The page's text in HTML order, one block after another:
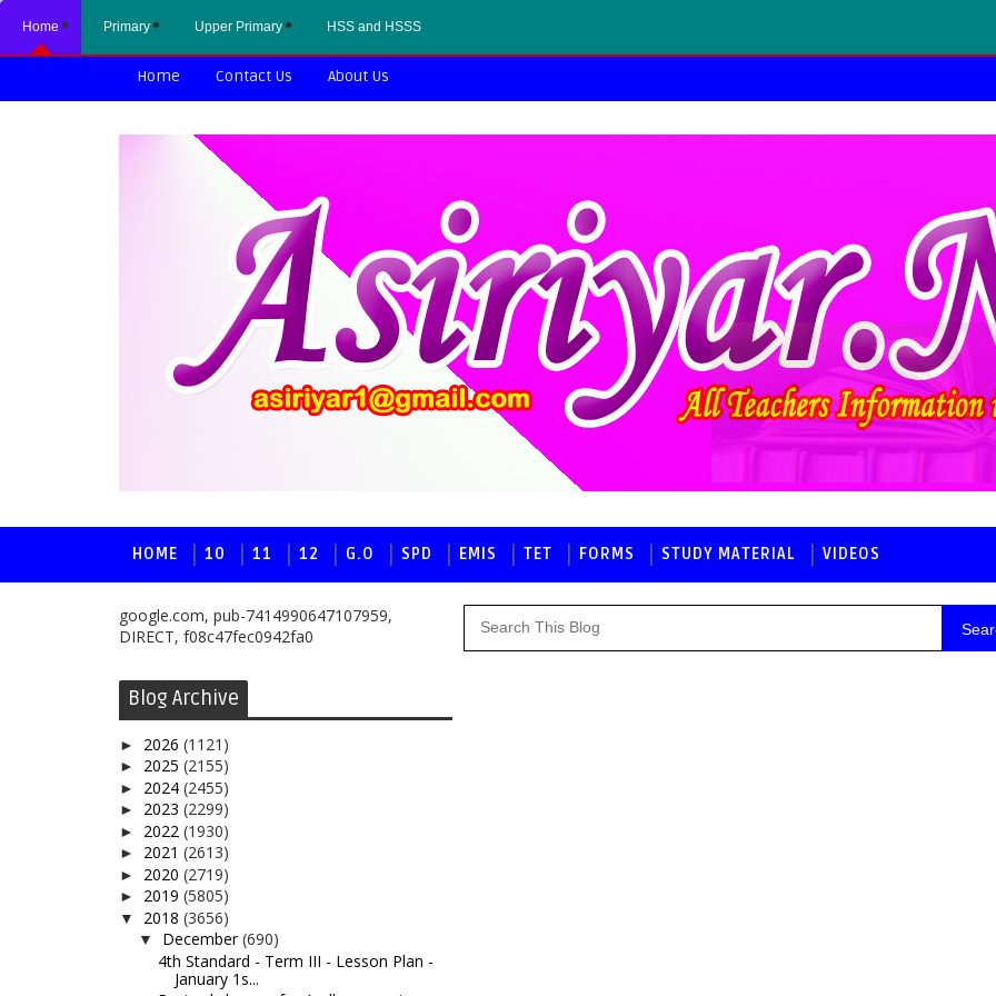
Home Primary Upper Primary HSS and HSSS
Home Contact Us About Us
HOME 10 11 12 G.O SPD EMIS TET FORMS STUDY MATERIAL VIDEOS
google.com, pub-7414990647107959,
DIRECT, f08c47fec0942fa0
Blog Archive
► 2026 (1121)
► 2025 (2155)
► 2024 (2455)
► 2023 (2299)
► 2022 (1930)
► 2021 (2613)
► 2020 (2719)
► 2019 (5805)
▼ 2018 (3656)
▼ December(690)
4th Standard - Term III - Lesson Plan -
January 1s...